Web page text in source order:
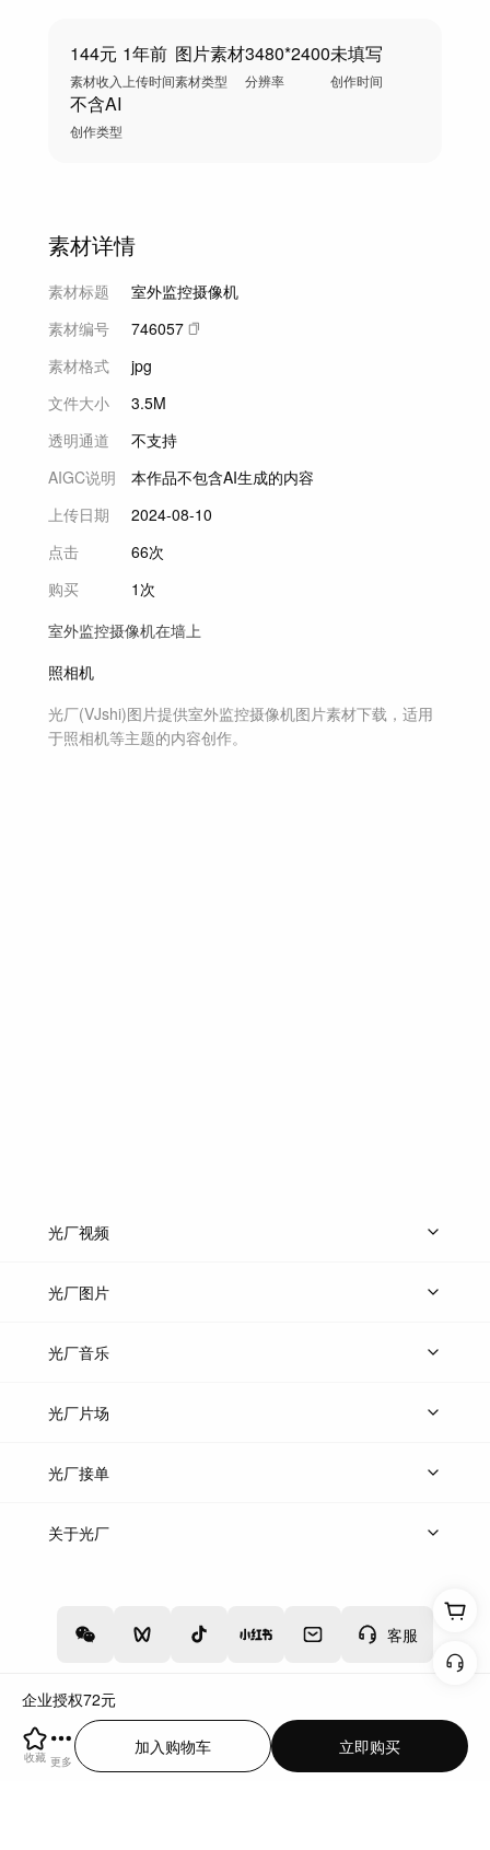
企业授权72元
收藏 更多
立即购买
加入购物车
144元
素材收入
1年前
上传时间
图片素材
素材类型
3480*2400
分辨率
未填写
创作时间
不含AI
创作类型
素材详情
素材标题
室外监控摄像机
素材编号
746057
素材格式
jpg
文件大小
3.5M
透明通道
不支持
AIGC说明
本作品不包含AI生成的内容
上传日期
2024-08-10
点击
66次
购买
1次
室外监控摄像机在墙上
照相机
光厂(VJshi)图片提供室外监控摄像机图片素材下载，适用
于照相机等主题的内容创作。
客服
光厂视频
上传视频
光厂图片
上传图片
光厂音乐
热门音乐
光厂片场
上传案例
光厂接单
上架服务
关于光厂
增值电信业务经营许可证：川B2-20160192
川公网安备51019002000262
违法和不良信息举报中心